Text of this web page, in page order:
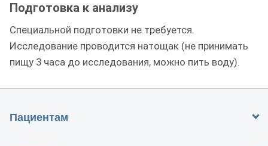
Подготовка к анализу
Специальной подготовки не требуется.
Исследование проводится натощак (не принимать
пищу 3 часа до исследования, можно пить воду).
Пациентам